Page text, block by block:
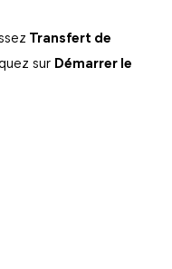
Transfert de
sur Démarrer le